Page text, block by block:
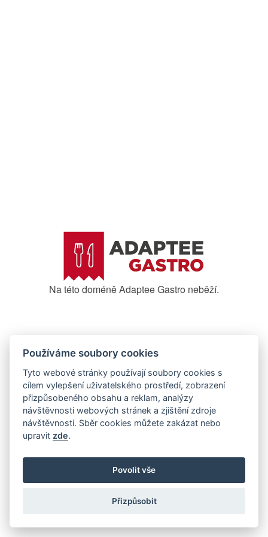
Na této doméně Adaptee Gastro neběží.
Používáme soubory cookies
Tyto webové stránky používají soubory cookies s
cílem vylepšení uživatelského prostředí, zobrazení
přizpůsobeného obsahu a reklam, analýzy
návštěvnosti webových stránek a zjištění zdroje
návštěvnosti. Sběr cookies můžete zakázat nebo
upravit zde.
Povolit vše
Přizpůsobit